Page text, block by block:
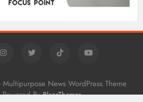
News WordPress Theme
ByBlazeThemes.